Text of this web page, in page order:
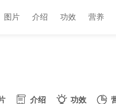
图片 介绍 功效 营养
介绍 功效